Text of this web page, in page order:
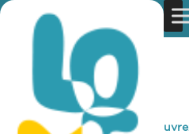
You are here: Home »